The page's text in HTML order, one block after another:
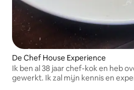
De Chef House Experience
Ik ben al 38 jaar chef-kok en heb
gewerkt. Ik zal mijn kennis en